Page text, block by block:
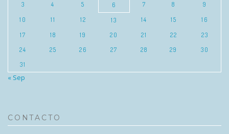
3
4 5 6 7 8
9
10
11 12 13 14 15
16
17
18 19 20 21 22
23
24
25 26 27 28 29
30
31
« Sep
CONTACTO